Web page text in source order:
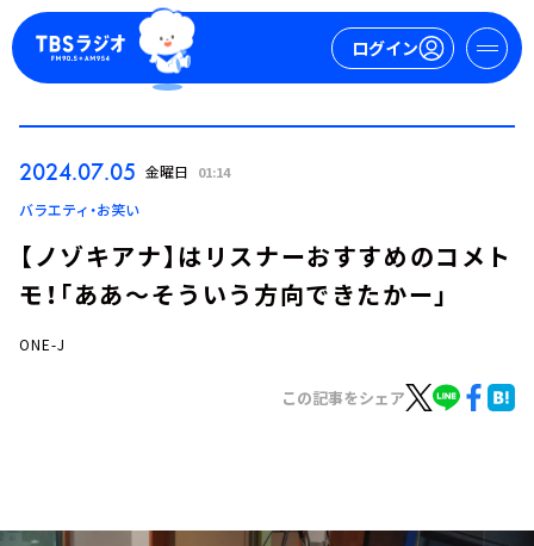
ログイン
ログイン
2024.07.05 金曜日 01:14
バラエティ・お笑い
【ノゾキアナ】はリスナーおすすめのコメト
モ！「ああ～そういう方向できたかー」
ONE-J
この記事をシェア